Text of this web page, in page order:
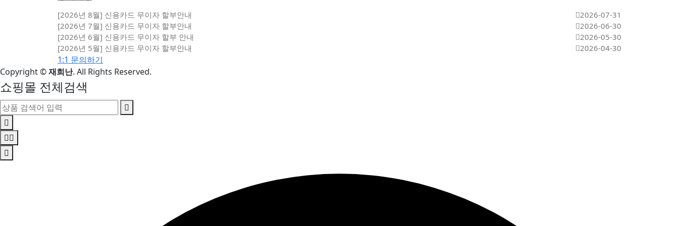
[2026년 8월] 신용카드 무이자 할부안내
2026-07-31
[2026년 7월] 신용카드 무이자 할부안내
2026-06-30
[2026년 6월] 신용카드 무이자 할부 안내
2026-05-30
[2026년 5월] 신용카드 무이자 할부안내
2026-04-30
1:1 문의하기
Copyright©재희난. All Rights Reserved.
쇼핑몰 전체검색